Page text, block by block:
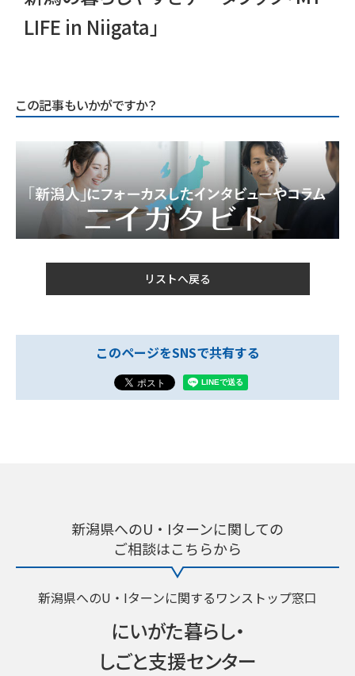
LIFE in Niigata」
この記事もいかがですか？
リストへ戻る
このページをSNSで共有する
新潟県へのU・Iターンに関しての
ご相談はこちらから
新潟県へのU・Iターンに関するワンストップ窓口
にいがた暮らし・
しごと支援センター